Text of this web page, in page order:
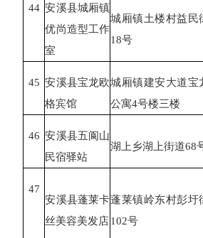
44 安溪县城厢镇
优尚造型工作
室
城厢镇土楼村益民
18号
45 安溪县宝龙欧
格宾馆
城厢镇建安大道宝
公寓4号楼三楼
46 安溪县五阆山
民宿驿站
湖上乡湖上街道68
47
安溪县蓬莱卡
丝美容美发店
蓬莱镇岭东村彭圩
102号